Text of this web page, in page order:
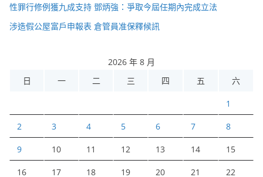
性罪行修例獲九成支持 鄧炳強：爭取今屆任期內完成立法
涉造假公屋富戶申報表 倉管員准保釋候訊
2026 年 8 月
日
一 二 三 四 五 六
1
2 3 4 5 6 7 8
9 10 11 12 13 14 15
16 17 18 19 20 21 22